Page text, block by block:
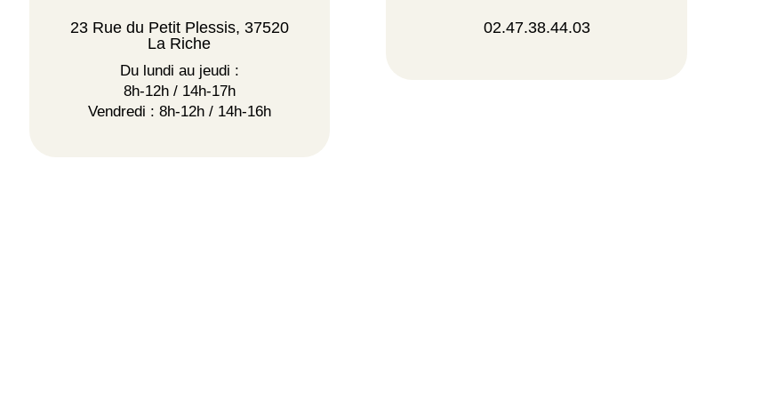
23 Rue du Petit Plessis, 37520
La Riche
Du lundi au jeudi :
8h-12h / 14h-17h
Vendredi : 8h-12h / 14h-16h
02.47.38.44.03